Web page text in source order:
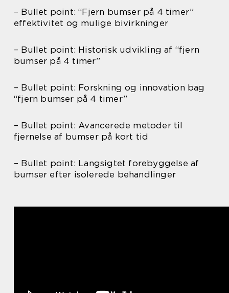
– Bullet point: “Fjern bumser på 4 timer”
effektivitet og mulige bivirkninger
– Bullet point: Historisk udvikling af “fjern
bumser på 4 timer”
– Bullet point: Forskning og innovation bag
“fjern bumser på 4 timer”
– Bullet point: Avancerede metoder til
fjernelse af bumser på kort tid
– Bullet point: Langsigtet forebyggelse af
bumser efter isolerede behandlinger